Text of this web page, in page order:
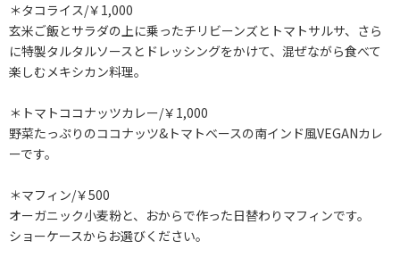
＊タコライス/￥1,000
玄米ご飯とサラダの上に乗ったチリビーンズとトマトサルサ、さら
に特製タルタルソースとドレッシングをかけて、混ぜながら食べて
楽しむメキシカン料理。
＊トマトココナッツカレー/￥1,000
野菜たっぷりのココナッツ&トマトベースの南インド風VEGANカレ
ーです。
＊マフィン/￥500
オーガニック小麦粉と、おからで作った日替わりマフィンです。
ショーケースからお選びください。